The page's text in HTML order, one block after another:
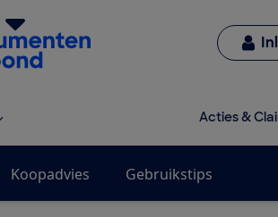
van de Consumentenbond
Acties &
Koopadvies Gebruikstips